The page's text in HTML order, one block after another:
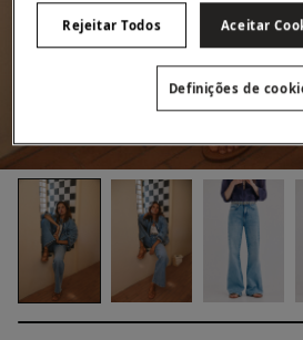
Rejeitar Todos Aceitar
Definições de